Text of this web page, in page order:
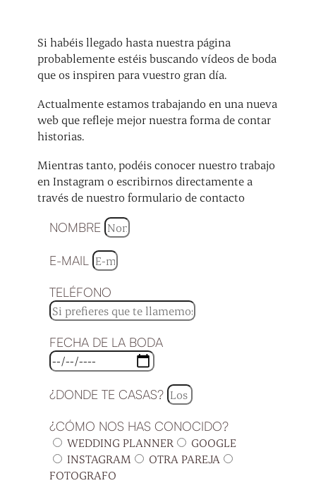
Si habéis llegado hasta nuestra página
probablemente estéis buscando vídeos de boda
que os inspiren para vuestro gran día.
Actualmente estamos trabajando en una nueva
web que refleje mejor nuestra forma de contar
historias.
Mientras tanto, podéis conocer nuestro trabajo
en Instagram o escribirnos directamente a
través de nuestro formulario de contacto
NOMBRE
E-MAIL
TELÉFONO
FECHA DE LA BODA
¿DONDE TE CASAS?
¿CÓMO NOS HAS CONOCIDO?
WEDDING PLANNER
GOOGLE
INSTAGRAM
OTRA PAREJA
FOTOGRAFO